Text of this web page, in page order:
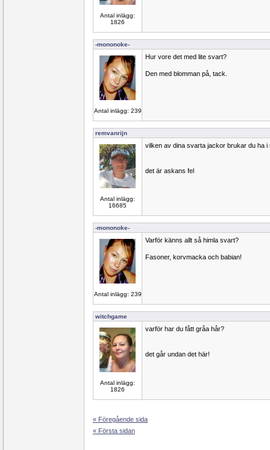
Antal inlägg:
1826
-mononoke-
Antal inlägg: 239
Hur vore det med lite svart?
Den med blomman på, tack.
remvanrijn
Antal inlägg:
16685
vilken av dina svarta jackor brukar du ha i
det är askans fel
-mononoke-
Antal inlägg: 239
Varför känns allt så himla svart?
Fasoner, korvmacka och babian!
witchgame
Antal inlägg:
1826
varför har du fått gråa hår?
det går undan det här!
« Föregående sida
« Första sidan